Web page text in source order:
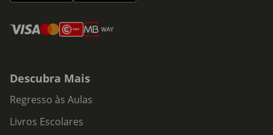
Descubra Mais
Regresso às Aulas
Livros Escolares